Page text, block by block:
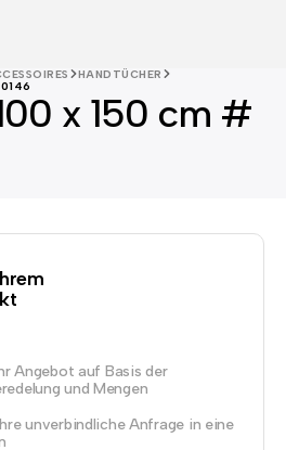
HANDTÜCHER
x 150 cm #
Angebot auf Basis der
und Mengen
unverbindliche Anfrage in eine